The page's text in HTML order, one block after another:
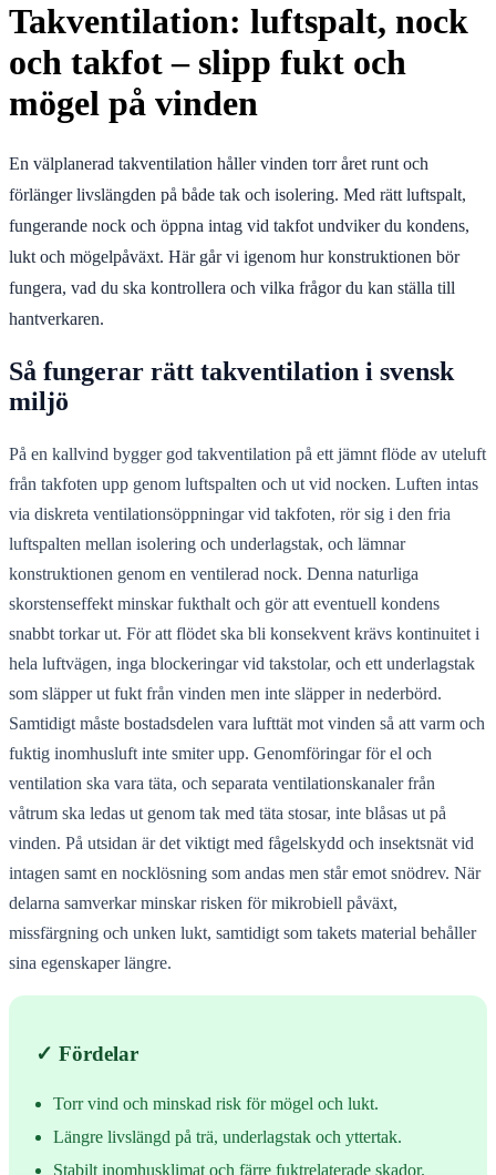
Takventilation: luftspalt, nock
och takfot – slipp fukt och
mögel på vinden
En välplanerad takventilation håller vinden torr året runt och
förlänger livslängden på både tak och isolering. Med rätt luftspalt,
fungerande nock och öppna intag vid takfot undviker du kondens,
lukt och mögelpåväxt. Här går vi igenom hur konstruktionen bör
fungera, vad du ska kontrollera och vilka frågor du kan ställa till
hantverkaren.
Så fungerar rätt takventilation i svensk
miljö
På en kallvind bygger god takventilation på ett jämnt flöde av uteluft
från takfoten upp genom luftspalten och ut vid nocken. Luften intas
via diskreta ventilationsöppningar vid takfoten, rör sig i den fria
luftspalten mellan isolering och underlagstak, och lämnar
konstruktionen genom en ventilerad nock. Denna naturliga
skorstenseffekt minskar fukthalt och gör att eventuell kondens
snabbt torkar ut. För att flödet ska bli konsekvent krävs kontinuitet i
hela luftvägen, inga blockeringar vid takstolar, och ett underlagstak
som släpper ut fukt från vinden men inte släpper in nederbörd.
Samtidigt måste bostadsdelen vara lufttät mot vinden så att varm och
fuktig inomhusluft inte smiter upp. Genomföringar för el och
ventilation ska vara täta, och separata ventilationskanaler från
våtrum ska ledas ut genom tak med täta stosar, inte blåsas ut på
vinden. På utsidan är det viktigt med fågelskydd och insektsnät vid
intagen samt en nocklösning som andas men står emot snödrev. När
delarna samverkar minskar risken för mikrobiell påväxt,
missfärgning och unken lukt, samtidigt som takets material behåller
sina egenskaper längre.
✓ Fördelar
Torr vind och minskad risk för mögel och lukt.
Längre livslängd på trä, underlagstak och yttertak.
Stabilt inomhusklimat och färre fuktrelaterade skador.